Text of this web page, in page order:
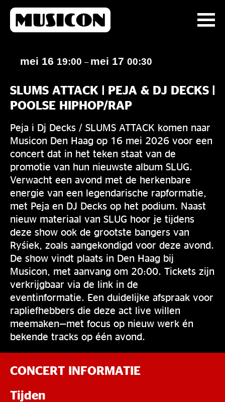
mei 16 19:00 – mei 17 00:30
SLUMS ATTACK | PEJA & DJ DECKS |
POOLSE HIPHOP/RAP
Peja i Dj Decks / SLUMS ATTACK komen naar
Musicon Den Haag op 16 mei 2026 voor een
concert dat in het teken staat van de
promotie van hun nieuwste album SLUG.
Verwacht een avond met de herkenbare
energie van een legendarische rapformatie,
met Peja en DJ Decks op het podium. Naast
nieuw materiaal van SLUG hoor je tijdens
deze show ook de grootste bangers van
Ryśiek, zoals aangekondigd voor deze avond.
De show vindt plaats in Den Haag bij
Musicon, met aanvang om 20:00. Tickets zijn
verkrijgbaar via de link in de
eventinformatie. Een duidelijke afspraak voor
rapliefhebbers die deze act live willen
meemaken—met focus op nieuw werk én
bekende tracks op één avond.
CONCERT INFORMATIE
Tijden